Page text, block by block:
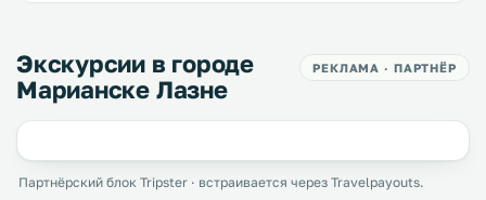
Экскурсии в городе
Марианске Лазне
РЕКЛАМА · ПАРТНЁР
Партнёрский блок Tripster · встраивается через Travelpayouts.